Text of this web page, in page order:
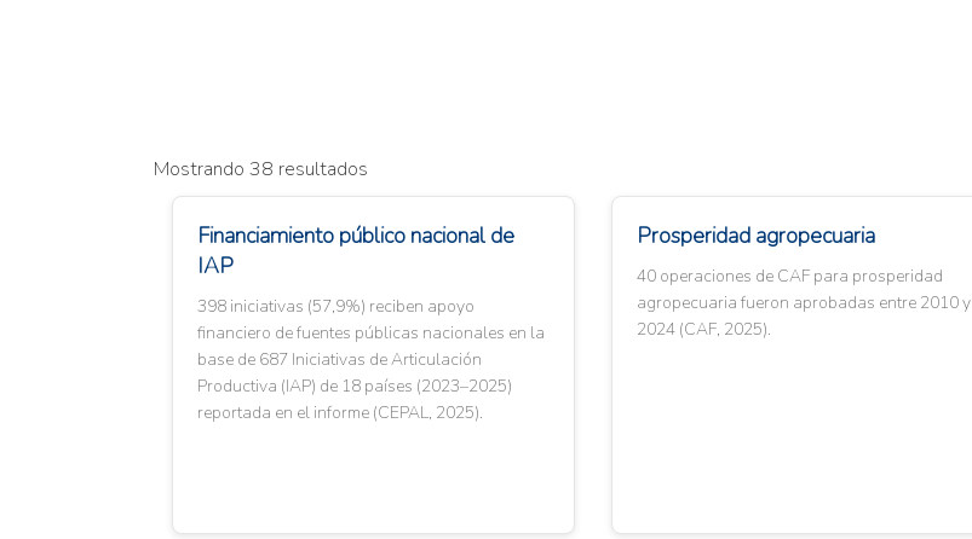
Mostrando 38 resultados
Financiamiento público nacional de
IAP
398 iniciativas (57,9%) reciben apoyo
financiero de fuentes públicas nacionales en la
base de 687 Iniciativas de Articulación
Productiva (IAP) de 18 países (2023–2025)
reportada en el informe (CEPAL, 2025).
Prosperidad agropecuaria
40 operaciones de CAF para prosperidad
agropecuaria fueron aprobadas entre 2010 y
2024 (CAF, 2025).